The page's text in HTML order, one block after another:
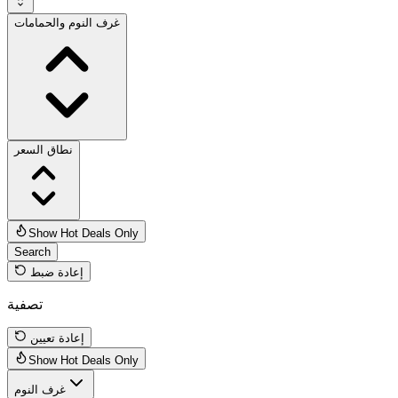
غرف النوم والحمامات
نطاق السعر
Show Hot Deals Only
Search
إعادة ضبط
تصفية
إعادة تعيين
Show Hot Deals Only
غرف النوم